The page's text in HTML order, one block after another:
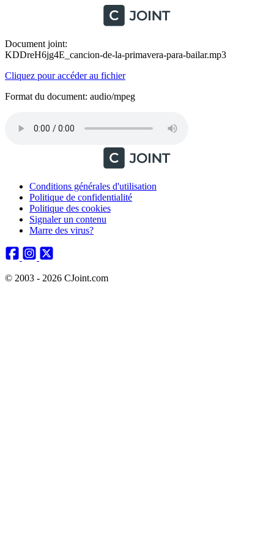
Document joint:
KDDreH6jg4E_cancion-de-la-primavera-para-bailar.mp3
Cliquez pour accéder au fichier
Format du document: audio/mpeg
Conditions générales d'utilisation
Politique de confidentialité
Politique des cookies
Signaler un contenu
Marre des virus?
© 2003 - 2026 CJoint.com